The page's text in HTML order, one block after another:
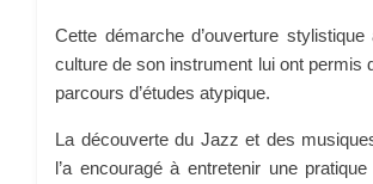
Cette démarche d’ouverture
culture de son instrument lui ont permis
parcours d’études atypique.
La découverte du Jazz et des
l’a encouragé à entretenir une